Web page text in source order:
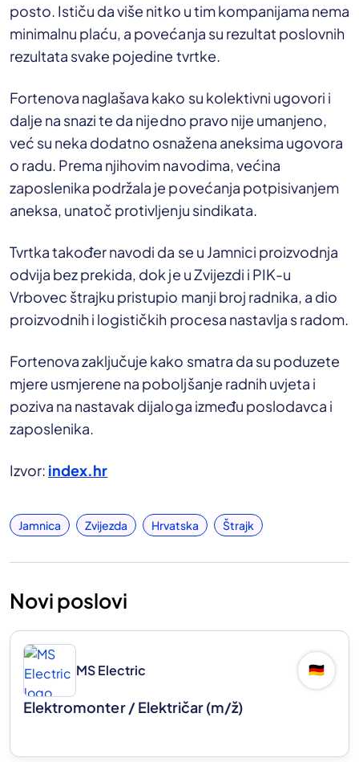
posto. Ističu da više nitko u tim kompanijama nema
minimalnu plaću, a povećanja su rezultat poslovnih
rezultata svake pojedine tvrtke.
Fortenova naglašava kako su kolektivni ugovori i
dalje na snazi te da nijedno pravo nije umanjeno,
već su neka dodatno osnažena aneksima ugovora
o radu. Prema njihovim navodima, većina
zaposlenika podržala je povećanja potpisivanjem
aneksa, unatoč protivljenju sindikata.
Tvrtka također navodi da se u Jamnici proizvodnja
odvija bez prekida, dok je u Zvijezdi i PIK-u
Vrbovec štrajku pristupio manji broj radnika, a dio
proizvodnih i logističkih procesa nastavlja s radom.
Fortenova zaključuje kako smatra da su poduzete
mjere usmjerene na poboljšanje radnih uvjeta i
poziva na nastavak dijaloga između poslodavca i
zaposlenika.
Izvor: index.hr
Jamnica Zvijezda Hrvatska Štrajk
Novi poslovi
MS Electric 🇩🇪
Elektromonter / Električar(m/ž)